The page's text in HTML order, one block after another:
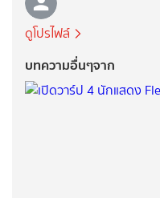
ดูโปรไฟล์
บทความอื่นๆจาก